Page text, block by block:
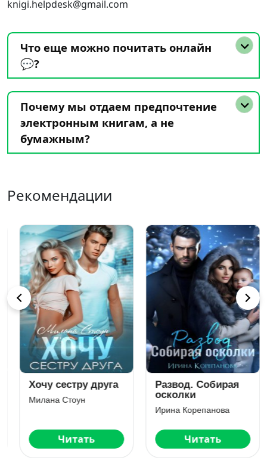
knigi.helpdesk@gmail.com
Что еще можно почитать онлайн
💬?
Почему мы отдаем предпочтение
электронным книгам, а не
бумажным?
Рекомендации
Хочу сестру друга
Милана Стоун
Читать
Развод. Собирая
осколки
Ирина Корепанова
Читать